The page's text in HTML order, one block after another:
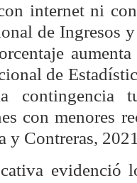
internet ni
de Ingresos
de
con menores
y Contreras,
evidenció